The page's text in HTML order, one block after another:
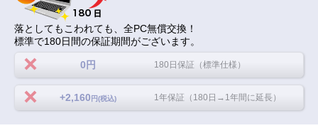
落としてもこわれても、全PC無償交換！
標準で180日間の保証期間がございます。
0円 180日保証（標準仕様）
+2,160 円(税込) 1年保証（180日→1年間に延長）